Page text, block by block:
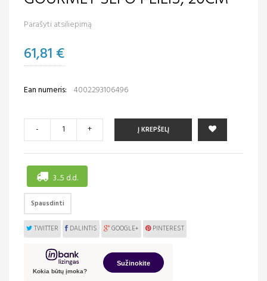
Parašyti atsiliepimą
61,81 €
Ean numeris: 4002293106496
- + Į KREPŠELĮ
3...5 d.d.
Spausdinti
TWITTER DALINTIS GOOGLE+ PINTEREST